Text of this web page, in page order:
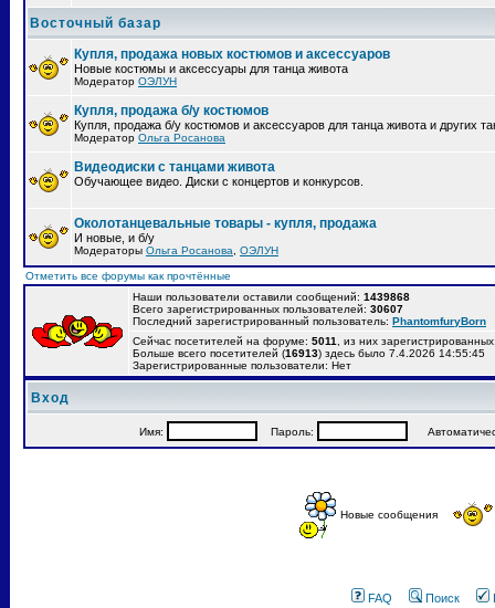
Восточный базар
Купля, продажа новых костюмов и аксессуаров
Новые костюмы и аксессуары для танца живота
Модератор ОЭЛУН
Купля, продажа б/у костюмов
Купля, продажа б/у костюмов и аксессуаров для танца живота и других
Модератор Ольга Росанова
Видеодиски с танцами живота
Обучающее видео. Диски с концертов и конкурсов.
Околотанцевальные товары - купля, продажа
И новые, и б/у
Модераторы Ольга Росанова ОЭЛУН
Отметить все форумы как прочтённые
Наши пользователи оставили сообщений: 1439868
Всего зарегистрированных пользователей: 30607
Последний зарегистрированный пользователь: PhantomfuryBorn
Сейчас посетителей на форуме: 5011
, из них
Больше всего посетителей (16913) здесь было 7.4.2026 14:55:45
Зарегистрированные пользователи: Нет
Вход
Имя: Пароль:
Новые сообщения
FAQ Поиск